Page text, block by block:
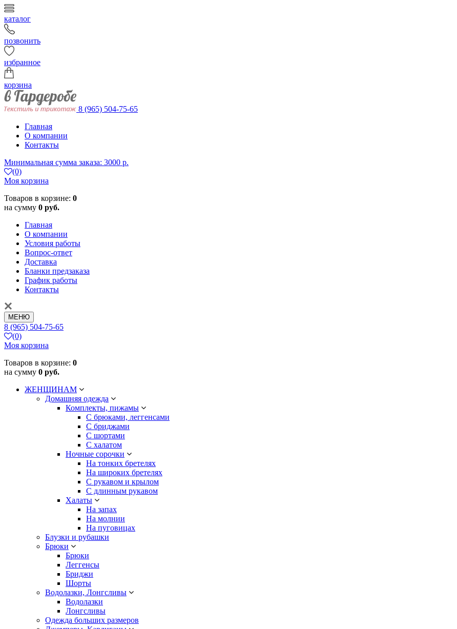
каталог
позвонить
избранное
корзина
8 (965) 504-75-65
Главная
О компании
Контакты
Минимальная сумма заказа: 3000 р.
(0)
Моя корзина
Товаров в корзине: 0
на сумму 0 руб.
Главная
О компании
Условия работы
Вопрос-ответ
Доставка
Бланки предзаказа
График работы
Контакты
МЕНЮ
8 (965) 504-75-65
(0)
Моя корзина
Товаров в корзине: 0
на сумму 0 руб.
ЖЕНЩИНАМ
Домашняя одежда
Комплекты, пижамы
С брюками, леггенсами
С бриджами
С шортами
С халатом
Ночные сорочки
На тонких бретелях
На широких бретелях
С рукавом и крылом
С длинным рукавом
Халаты
На запах
На молнии
На пуговицах
Блузки и рубашки
Брюки
Брюки
Леггенсы
Бриджи
Шорты
Водолазки, Лонгсливы
Водолазки
Лонгсливы
Одежда больших размеров